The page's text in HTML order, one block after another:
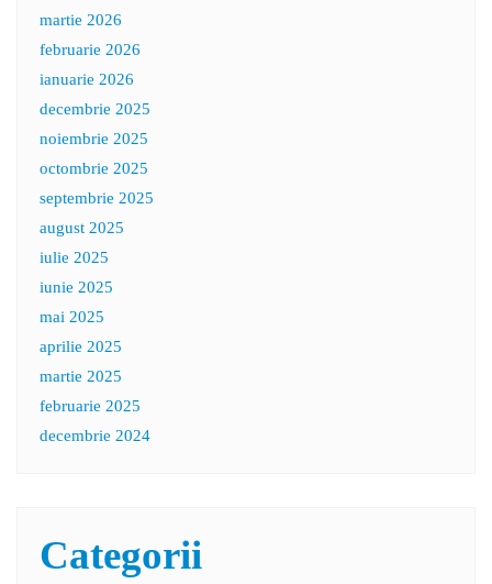
martie 2026
februarie 2026
ianuarie 2026
decembrie 2025
noiembrie 2025
octombrie 2025
septembrie 2025
august 2025
iulie 2025
iunie 2025
mai 2025
aprilie 2025
martie 2025
februarie 2025
decembrie 2024
Categorii